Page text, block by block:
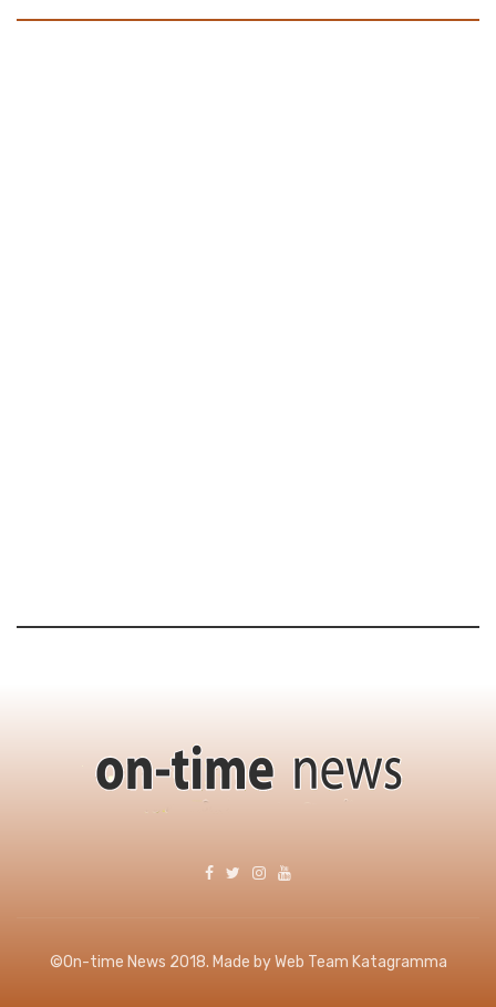
©On-time News 2018. Made by Web Team Katagramma